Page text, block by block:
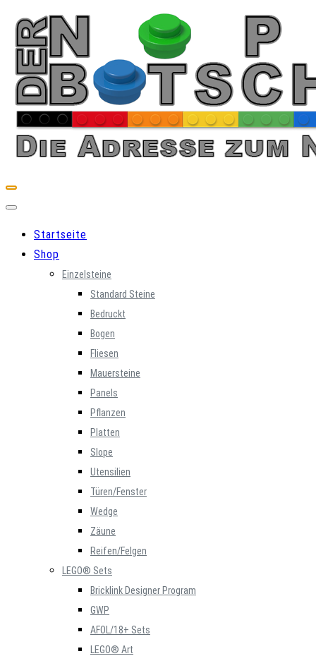
Skip
content
Startseite
Shop
Einzelsteine
Standard Steine
Bedruckt
Bogen
Fliesen
Mauersteine
Panels
Pflanzen
Platten
Slope
Utensilien
Türen/Fenster
Wedge
Zäune
Reifen/Felgen
LEGO® Sets
Bricklink Designer Program
GWP
AFOL/18+ Sets
LEGO® Art